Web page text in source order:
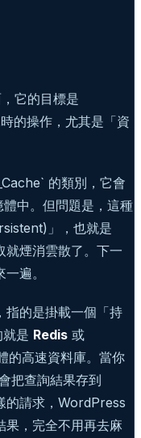
它的目標是
的操作，尤其是「資
的類別，它會
中。但問題是，這種
」，也就是
就煙消雲散了。下一
遍。
指的是掛載一個「持
是 Redis 或
的高速資料庫。當你
把查詢結果存到
的請求，WordPress
果，完全不用再去麻